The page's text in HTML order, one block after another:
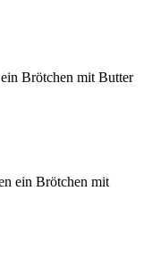
Brötchen mit Butter
ein Brötchen mit